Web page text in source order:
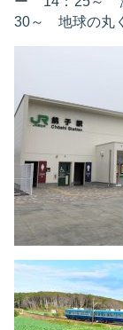
30～ 地球の